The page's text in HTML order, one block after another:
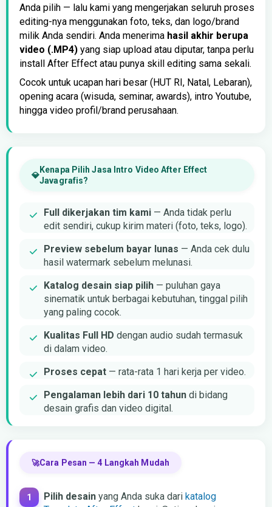
Anda pilih — lalu kami yang mengerjakan seluruh proses
editing-nya menggunakan foto, teks, dan logo/brand
milik Anda sendiri. Anda menerima hasil akhir berupa
video (.MP4) yang siap upload atau diputar, tanpa perlu
install After Effect atau punya skill editing sama sekali.
Cocok untuk ucapan hari besar (HUT RI, Natal, Lebaran),
opening acara (wisuda, seminar, awards), intro Youtube,
hingga video profil/brand perusahaan.
Kenapa Pilih Jasa Intro Video After Effect
Javagrafis?
Full dikerjakan tim kami — Anda tidak perlu
edit sendiri, cukup kirim materi (foto, teks, logo).
Preview sebelum bayar lunas — Anda cek dulu
hasil watermark sebelum melunasi.
Katalog desain siap pilih — puluhan gaya
sinematik untuk berbagai kebutuhan, tinggal pilih
yang paling cocok.
Kualitas Full HD dengan audio sudah termasuk
di dalam video.
Proses cepat — rata-rata 1 hari kerja per video.
Pengalaman lebih dari 10 tahun di bidang
desain grafis dan video digital.
Cara Pesan — 4 Langkah Mudah
Pilih desain yang Anda suka dari katalog